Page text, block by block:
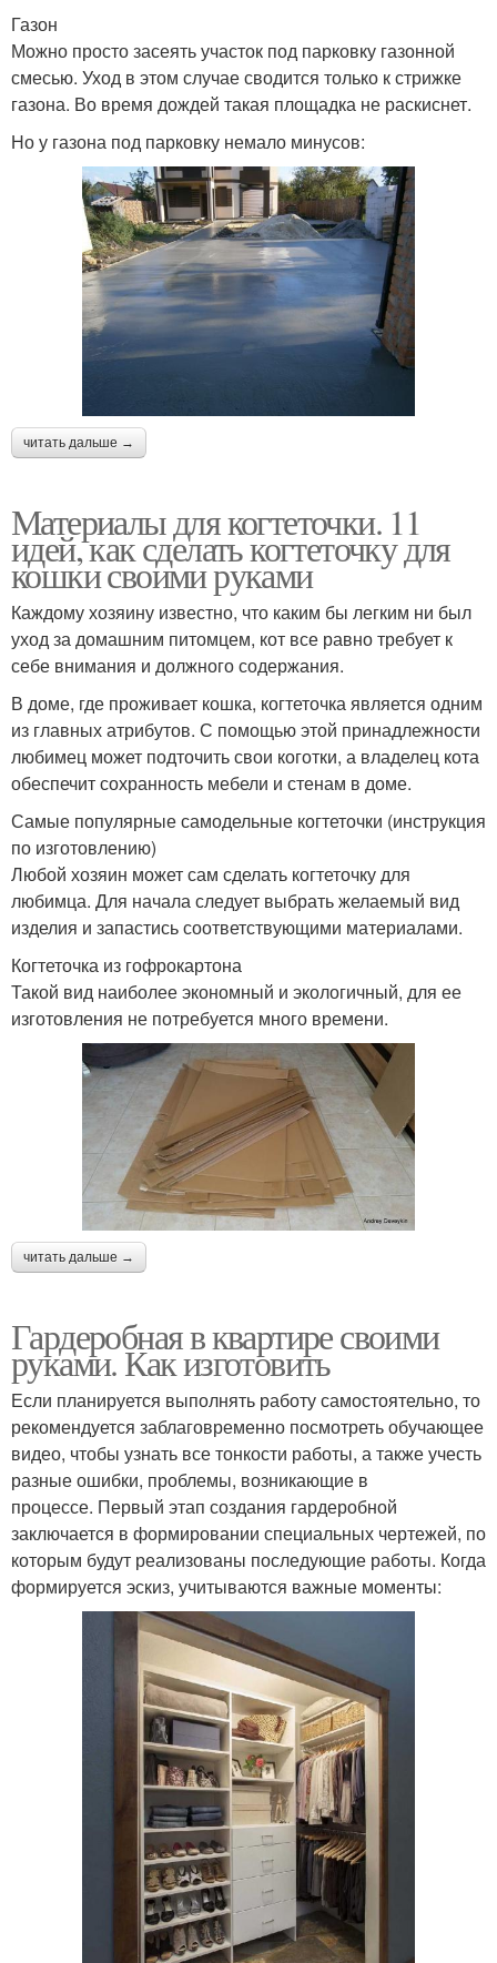
Газон
Можно просто засеять участок под парковку газонной
смесью. Уход в этом случае сводится только к стрижке
газона. Во время дождей такая площадка не раскиснет.
Но у газона под парковку немало минусов:
читать дальше →
Материалы для когтеточки. 11
идей, как сделать когтеточку для
кошки своими руками
Каждому хозяину известно, что каким бы легким ни был
уход за домашним питомцем, кот все равно требует к
себе внимания и должного содержания.
В доме, где проживает кошка, когтеточка является одним
из главных атрибутов. С помощью этой принадлежности
любимец может подточить свои коготки, а владелец кота
обеспечит сохранность мебели и стенам в доме.
Самые популярные самодельные когтеточки (инструкция
по изготовлению)
Любой хозяин может сам сделать когтеточку для
любимца. Для начала следует выбрать желаемый вид
изделия и запастись соответствующими материалами.
Когтеточка из гофрокартона
Такой вид наиболее экономный и экологичный, для ее
изготовления не потребуется много времени.
читать дальше →
Гардеробная в квартире своими
руками. Как изготовить
Если планируется выполнять работу самостоятельно, то
рекомендуется заблаговременно посмотреть обучающее
видео, чтобы узнать все тонкости работы, а также учесть
разные ошибки, проблемы, возникающие в
процессе. Первый этап создания гардеробной
заключается в формировании специальных чертежей, по
которым будут реализованы последующие работы. Когда
формируется эскиз, учитываются важные моменты: